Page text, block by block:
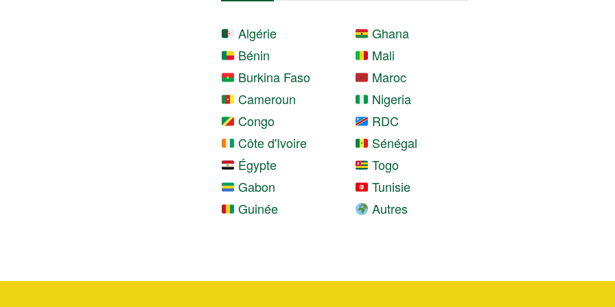
Algérie
Bénin
Burkina Faso
Cameroun
Congo
Côte d'Ivoire
Égypte
Gabon
Guinée
Ghana
Mali
Maroc
Nigeria
RDC
Sénégal
Togo
Tunisie
Autres